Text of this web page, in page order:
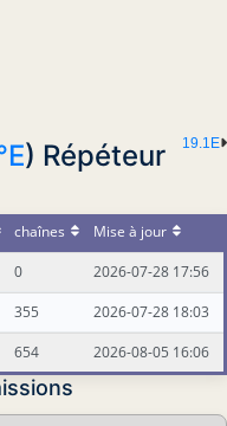
19.1E
) Répéteur
chaînes
Mise à jour
0
2026-07-28 17:56
355
2026-07-28 18:03
654 2026-08-05 16:06